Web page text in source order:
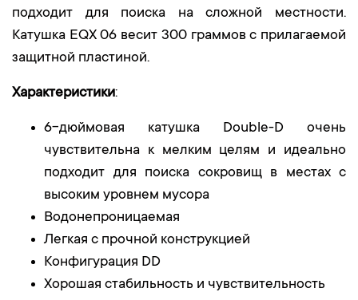
подходит для поиска на сложной местности.
Катушка EQX 06 весит 300 граммов с прилагаемой
защитной пластиной.
Характеристики:
6-дюймовая катушка Double-D очень
чувствительна к мелким целям и идеально
подходит для поиска сокровищ в местах с
высоким уровнем мусора
Водонепроницаемая
Легкая с прочной конструкцией
Конфигурация DD
Хорошая стабильность и чувствительность